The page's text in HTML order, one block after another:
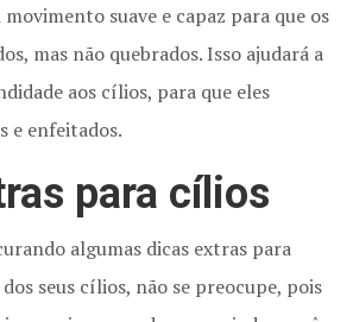
suave e capaz para que os
mas não quebrados. Isso ajudará a
aos cílios, para que eles
e enfeitados.
para cílios
algumas dicas extras para
seus cílios, não se preocupe, pois